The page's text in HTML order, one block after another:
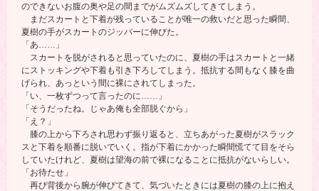
のできないお腹の奥や足の間までがムズムズしてきてしまう。
まだスカートと下着が残っていることが唯一の救いだと思った瞬間、
夏樹の手がスカートのジッパーに伸びた。
「あ……」
スカートを脱がされると思っていたのに、夏樹の手はスカートと一緒
にストッキングや下着も引き下ろしてしまう。抵抗する間もなく膝を曲
げられ、あっという間に裸にされてしまった。
「い、一枚ずつって言ったのに……」
「そうだったね。じゃあ俺も全部脱ぐから」
「え？」
膝の上から下ろされ思わず振り返ると、立ちあがった夏樹がスラック
スと下着を順番に脱いでいく。指が下着にかかった瞬間慌てて目をそら
していたけれど、夏樹は望海の前で裸になることに抵抗がないらしい。
「お待たせ」
再び背後から腕が伸びてきて、気づいたときには夏樹の膝の上に抱え